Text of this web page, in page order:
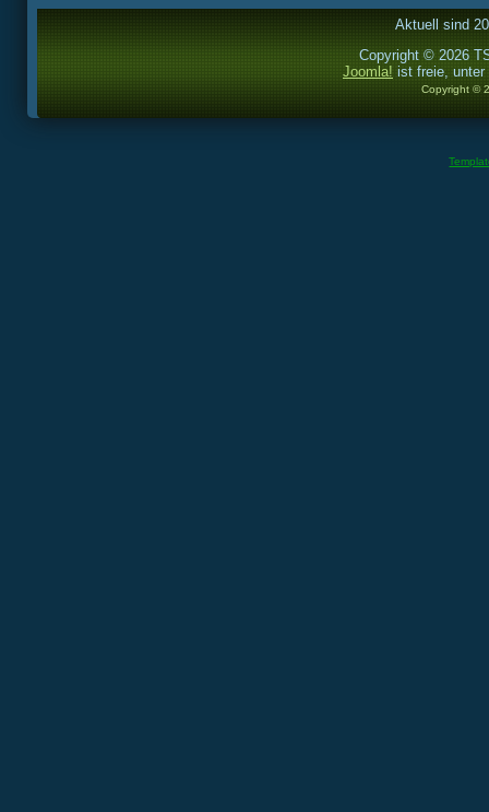
Aktuell sind
Copyright © 2026
Joomla! ist freie,
Copyright ©